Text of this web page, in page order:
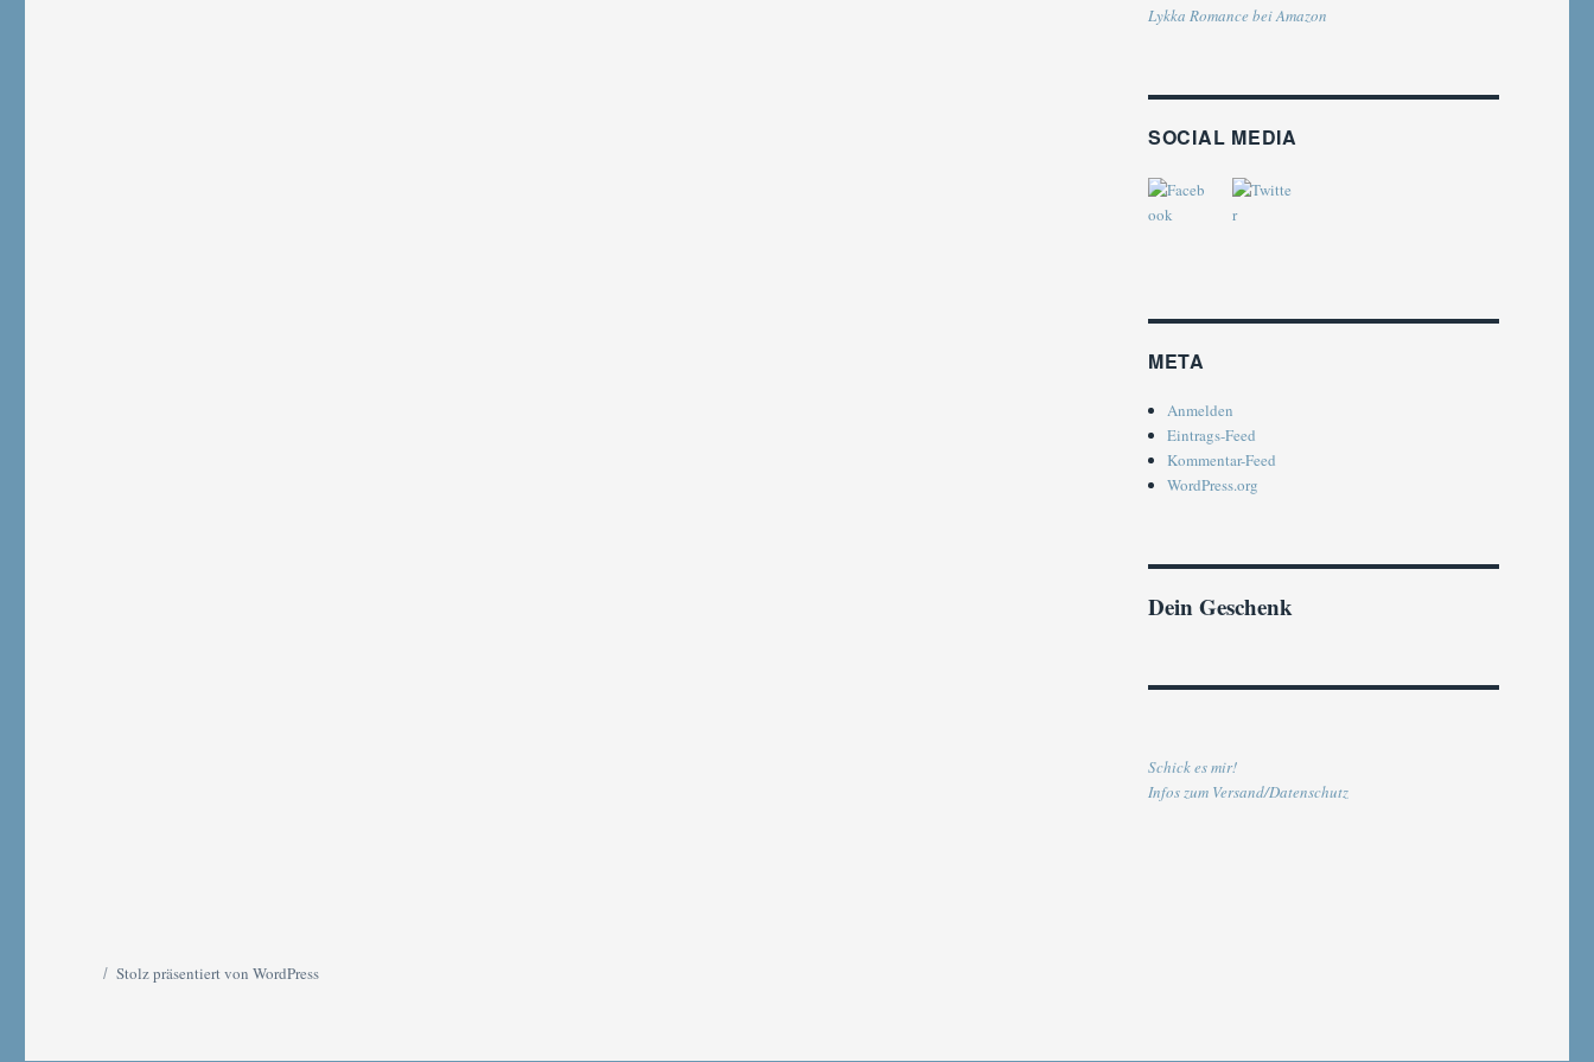
Lykka Romance bei Amazon
SOCIAL MEDIA
META
Anmelden
Eintrags-Feed
Kommentar-Feed
WordPress.org
Dein Geschenk
Schick es mir!
Infos zum Versand/Datenschutz
Stolz präsentiert von WordPress